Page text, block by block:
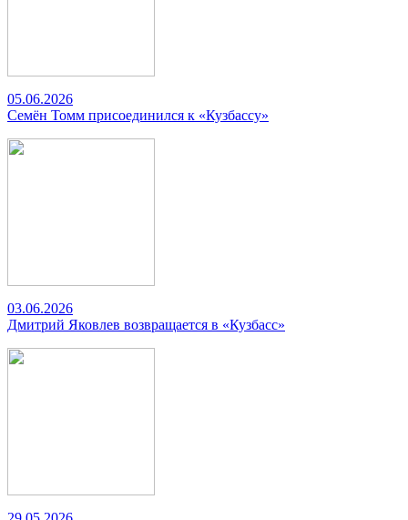
05.06.2026
Семён Томм присоединился к «Кузбассу»
03.06.2026
Дмитрий Яковлев возвращается в «Кузбасс»